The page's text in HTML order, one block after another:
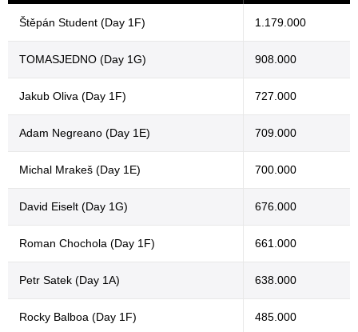
Štěpán Student (Day 1F) 1.179.000
TOMASJEDNO (Day 1G) 908.000
Jakub Oliva (Day 1F) 727.000
Adam Negreano (Day 1E) 709.000
Michal Mrakeš (Day 1E) 700.000
David Eiselt (Day 1G) 676.000
Roman Chochola (Day 1F) 661.000
Petr Satek (Day 1A) 638.000
Rocky Balboa (Day 1F) 485.000